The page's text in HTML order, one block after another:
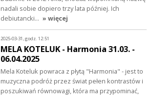
nadali sobie dopiero trzy lata później. Ich
debiutancki… » więcej
2025-03-31, godz. 12:51
MELA KOTELUK - Harmonia 31.03. -
06.04.2025
Mela Koteluk powraca z płytą "Harmonia" - jest to
muzyczna podróż przez świat pełen kontrastów i
poszukiwań równowagi, która ma przypominać,